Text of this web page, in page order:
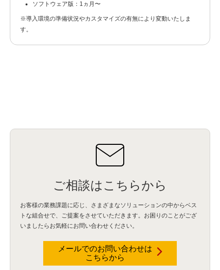
ソフトウェア版：1ヵ月〜
※導入環境の準備状況やカスタマイズの有無により変動いたしま
す。
ご相談はこちらから
お客様の業務課題に応じ、さまざまなソリューションの中からベス
トな組合せで、
ご提案をさせていただきます。お困りのことがござ
いましたらお気軽にお問い合わせください。
メールでのお問い合わせは
こちらから